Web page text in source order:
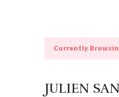
Currently
JULIEN